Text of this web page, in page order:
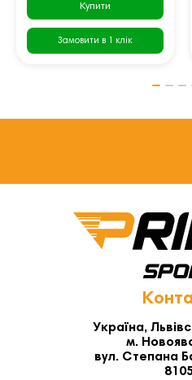
Купити
Замовити в 1 клік
Україна,
м.
вул. Степана